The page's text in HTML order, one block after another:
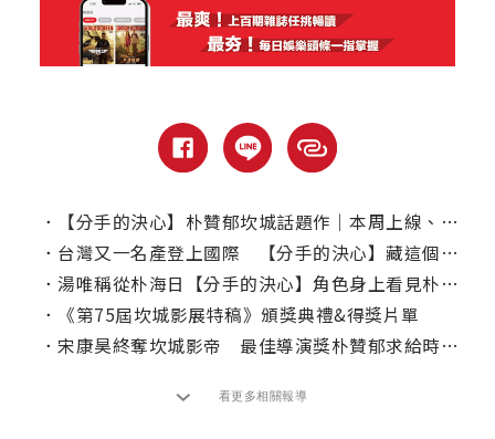
．
【分手的決心】朴贊郁坎城話題作｜本周上線、電視首播推薦
． 台灣又一名產登上國際 【分手的決心】藏這個彩蛋
． 湯唯稱從朴海日【分手的決心】角色身上看見朴贊郁的影子？！
．
《第75屆坎城影展特稿》頒獎典禮&得獎片單
． 宋康昊終奪坎城影帝 最佳導演獎朴贊郁求給時間再合作！
看更多相關報導